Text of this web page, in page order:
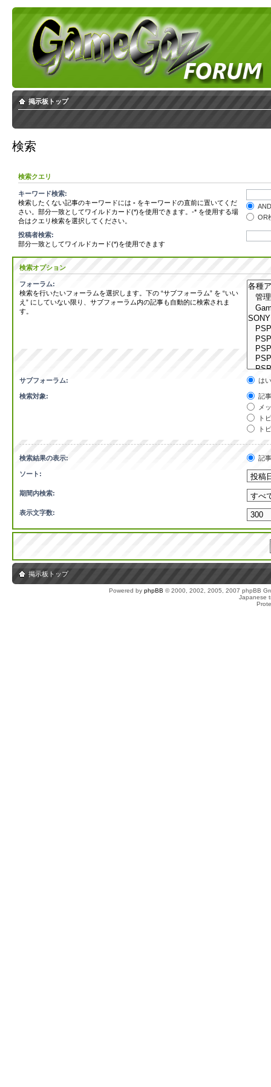
掲示板トップ
検索
検索クエリ
キーワード検索:
検索したくない記事のキーワードには - をキーワードの直前に置いてくだ
さい。部分一致としてワイルドカード(*)を使用できます。-* を使用する場
合はクエリ検索を選択してください。
OR
投稿者検索:
部分一致としてワイルドカード(*)を使用できます
検索オプション
フォーラム:
検索を行いたいフォーラムを選択します。下の “サブフォーラム” を “いい
え” にしていない限り、サブフォーラム内の記事も自動的に検索されま
す。
サブフォーラム: はい
検索対象:
記
メ
ト
ト
検索結果の表示: 記事
ソート:
期間内検索:
表示文字数:
掲示板トップ
Powered by phpBB © 2000, 2002, 2005, 2007 phpBB
Japanese